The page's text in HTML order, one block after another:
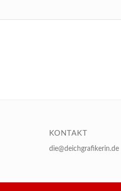
KONTAKT
die@deichgrafikerin.de